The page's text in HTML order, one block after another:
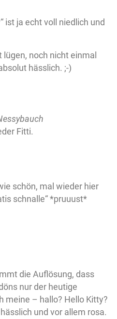
ist ja echt voll niedlich und
noch nicht einmal
hässlich. ;-)
Fitti.
schön, mal wieder hier
schnalle“ *pruuust*
die Auflösung, dass
nur der heutige
meine – hallo? Hello Kitty?
und vor allem rosa.